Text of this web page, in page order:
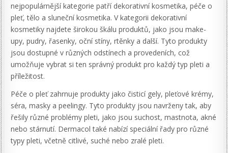
nejpopulárnější kategorie patří dekorativní kosmetika, péče o
pleť, tělo a sluneční kosmetika. V kategorii dekorativní
kosmetiky najdete širokou škálu produktů, jako jsou make-
upy, pudry, řasenky, oční stíny, rtěnky a další. Tyto produkty
jsou dostupné v různých odstínech a provedeních, což
umožňuje vybrat si ten správný produkt pro každý typ pleti a
příležitost.
Péče o pleť zahrnuje produkty jako čisticí gely, pleťové krémy,
séra, masky a peelingy. Tyto produkty jsou navrženy tak, aby
řešily různé problémy pleti, jako jsou suchost, mastnota, akné
nebo stárnutí. Dermacol také nabízí speciální řady pro různé
typy pleti, včetně citlivé, suché nebo zralé pleti.